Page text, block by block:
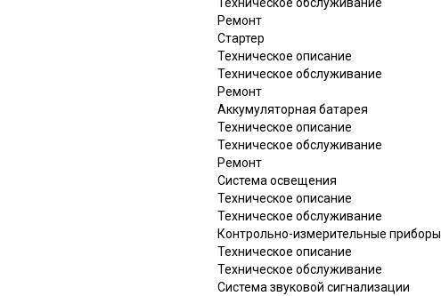
Ремонт
Стартер
Техническое описание
Техническое обслуживание
Ремонт
Аккумуляторная батарея
Техническое описание
Техническое обслуживание
Ремонт
Система освещения
Техническое описание
Техническое обслуживание
Контрольно-измерительные приборы
Техническое описание
Техническое обслуживание
Система звуковой сигнализации